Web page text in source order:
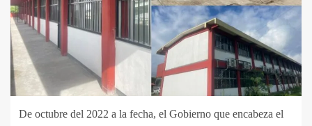
De octubre del 2022 a la fecha, el Gobierno que encabeza el